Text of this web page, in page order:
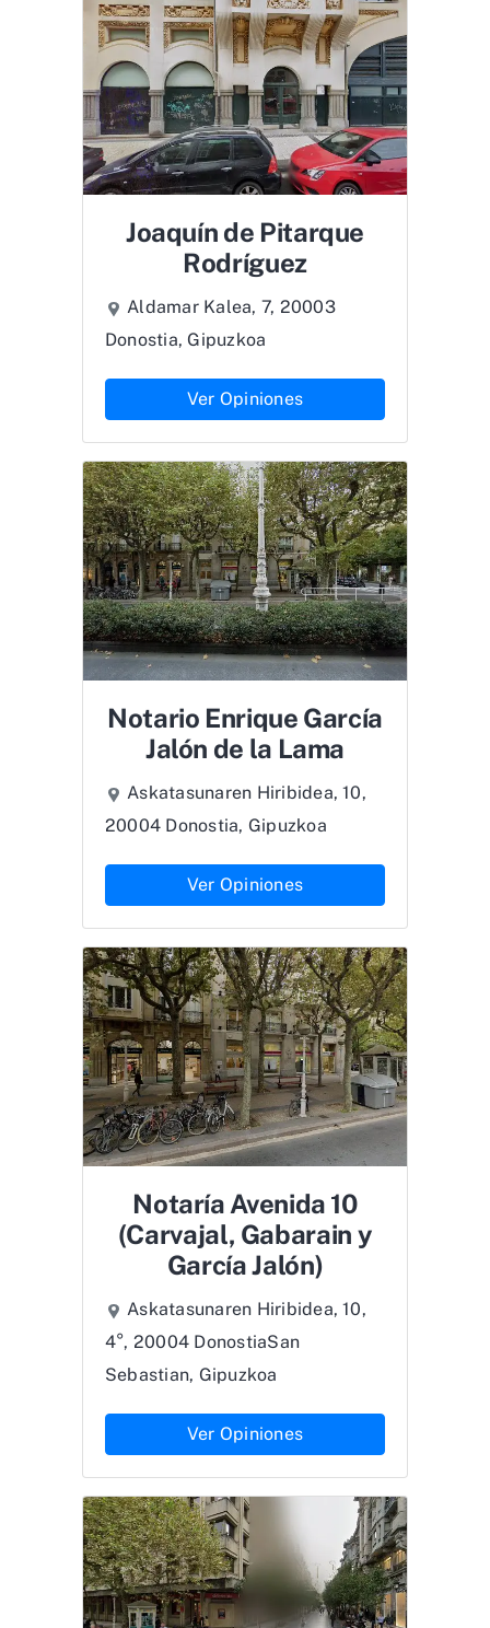
Joaquín de Pitarque
Rodríguez
Aldamar Kalea, 7, 20003
Donostia, Gipuzkoa
Ver Opiniones
Notario Enrique García
Jalón de la Lama
Askatasunaren Hiribidea, 10,
20004 Donostia, Gipuzkoa
Ver Opiniones
Notaría Avenida 10
(Carvajal, Gabarain y
García Jalón)
Askatasunaren Hiribidea, 10,
4°, 20004 DonostiaSan
Sebastian, Gipuzkoa
Ver Opiniones